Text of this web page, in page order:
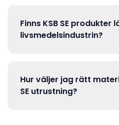
Finns KSB SE produkter
livsmedelsindustrin?
Hur väljer jag rätt
SE utrustning?